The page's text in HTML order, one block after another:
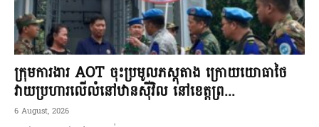
ក្រុមការងារ AOT ចុះប្រមូលភស្តុតាង ក្រោយយោធាថៃ
វាយប្រហារលើលំនៅឋានស៊ីវិល នៅខេត្តព្រ...
6 August, 2026